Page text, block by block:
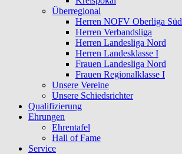
Überregional
Herren NOFV Oberliga Süd
Herren Verbandsliga
Herren Landesliga Nord
Herren Landesklasse I
Frauen Landesliga Nord
Frauen Regionalklasse I
Unsere Vereine
Unsere Schiedsrichter
Qualifizierung
Ehrungen
Ehrentafel
Hall of Fame
Service